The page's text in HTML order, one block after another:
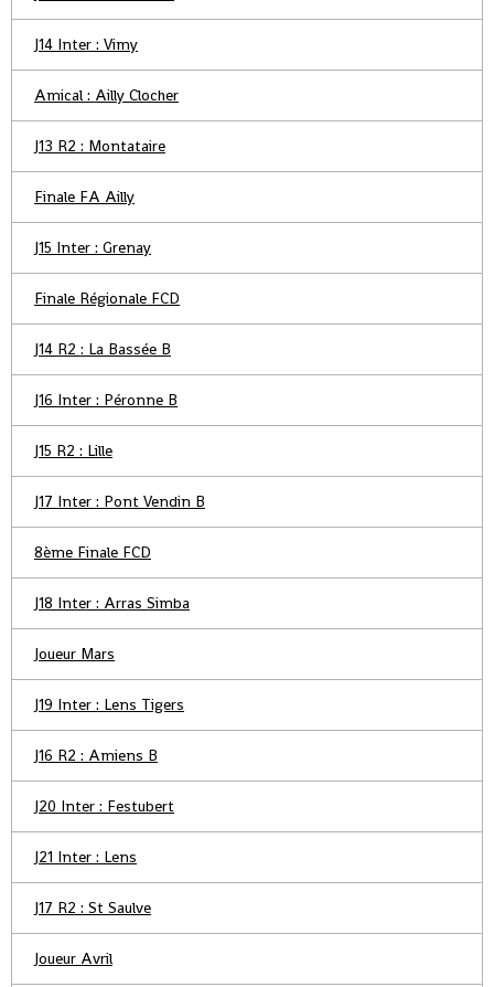
J14 Inter : Vimy
Amical : Ailly Clocher
J13 R2 : Montataire
Finale FA Ailly
J15 Inter : Grenay
Finale Régionale FCD
J14 R2 : La Bassée B
J16 Inter : Péronne B
J15 R2 : Lille
J17 Inter : Pont Vendin B
8ème Finale FCD
J18 Inter : Arras Simba
Joueur Mars
J19 Inter : Lens Tigers
J16 R2 : Amiens B
J20 Inter : Festubert
J21 Inter : Lens
J17 R2 : St Saulve
Joueur Avril